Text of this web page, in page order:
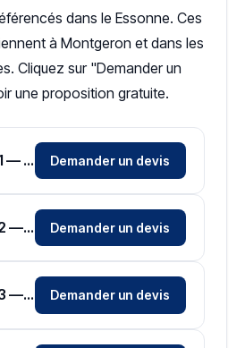
dans le Essonne. Ces
à Montgeron et dans les
Cliquez sur "Demander un
une proposition gratuite.
Installateur #1 — Zone Essonne Demander un devis
Installateur #2 — Zone Essonne Demander un devis
Installateur #3 — Zone Essonne Demander un devis